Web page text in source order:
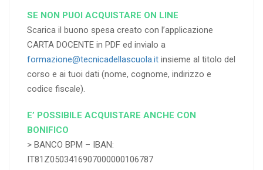
SE NON PUOI ACQUISTARE ON LINE
Scarica il buono spesa creato con l’applicazione
CARTA DOCENTE in PDF ed invialo a
formazione@tecnicadellascuola.it insieme al titolo del
corso e ai tuoi dati (nome, cognome, indirizzo e
codice fiscale).
E’ POSSIBILE ACQUISTARE ANCHE CON
BONIFICO
> BANCO BPM – IBAN:
IT81Z0503416907000000106787